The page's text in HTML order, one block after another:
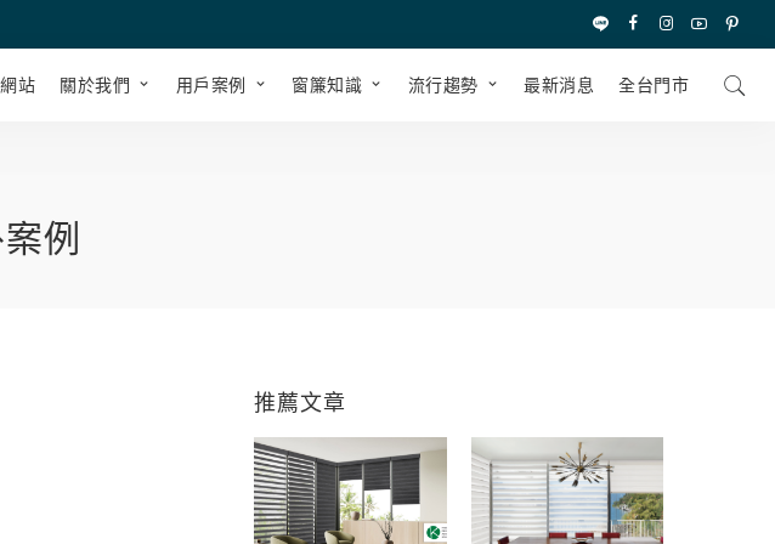
站 關於我們 用戶案例 窗簾知識 流行趨勢 最新消息 全台⾨市
例
推薦文章